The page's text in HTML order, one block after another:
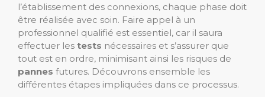
l’établissement des connexions, chaque phase doit
être réalisée avec soin. Faire appel à un
professionnel qualifié est essentiel, car il saura
effectuer les tests nécessaires et s’assurer que
tout est en ordre, minimisant ainsi les risques de
pannes futures. Découvrons ensemble les
différentes étapes impliquées dans ce processus.